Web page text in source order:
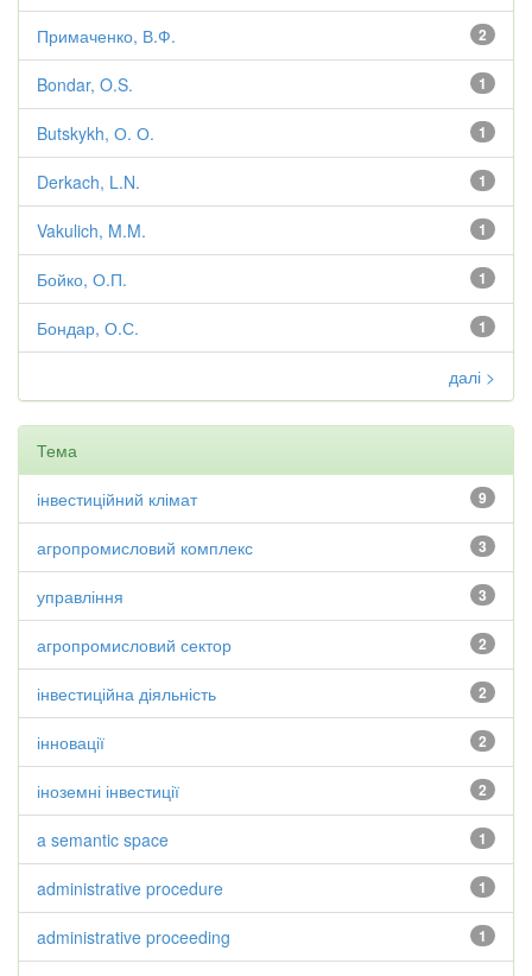
2
Примаченко, В.Ф.
1
Bondar, O.S.
1
Butskykh, О. О.
1
Derkach, L.N.
1
Vakulich, M.M.
1
Бойко, О.П.
1
Бондар, О.С.
далі >
Тема
9
інвестиційний клімат
3
агропромисловий комплекс
3
управління
2
агропромисловий сектор
2
інвестиційна діяльність
2
інновації
2
іноземні інвестиції
1
a semantic space
1
administrative procedure
1
administrative proceeding